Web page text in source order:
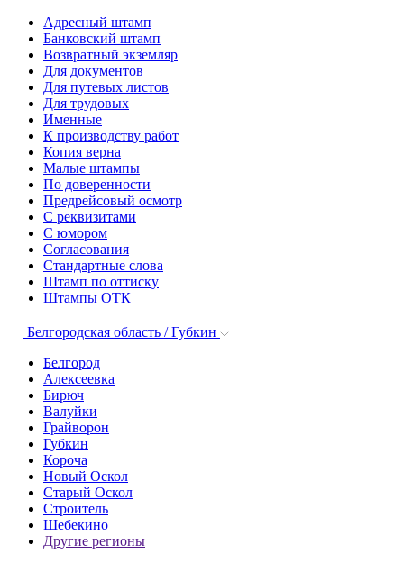
Адресный штамп
Банковский штамп
Возвратный экземляр
Для документов
Для путевых листов
Для трудовых
Именные
К производству работ
Копия верна
Малые штампы
По доверенности
Предрейсовый осмотр
С реквизитами
С юмором
Согласования
Стандартные слова
Штамп по оттиску
Штампы ОТК
Белгородская область / Губкин
Белгород
Алексеевка
Бирюч
Валуйки
Грайворон
Губкин
Короча
Новый Оскол
Старый Оскол
Строитель
Шебекино
Другие регионы